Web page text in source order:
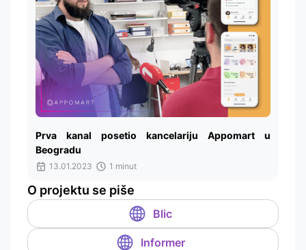
Prva kanal posetio kancelariju Appomart u
Beogradu
13.01.2023 1 minut
O projektu se piše
Blic
Informer